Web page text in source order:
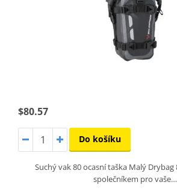
$80.57
Do košíku
Suchý vak 80 ocasní taška Malý
společníkem pro vaše…